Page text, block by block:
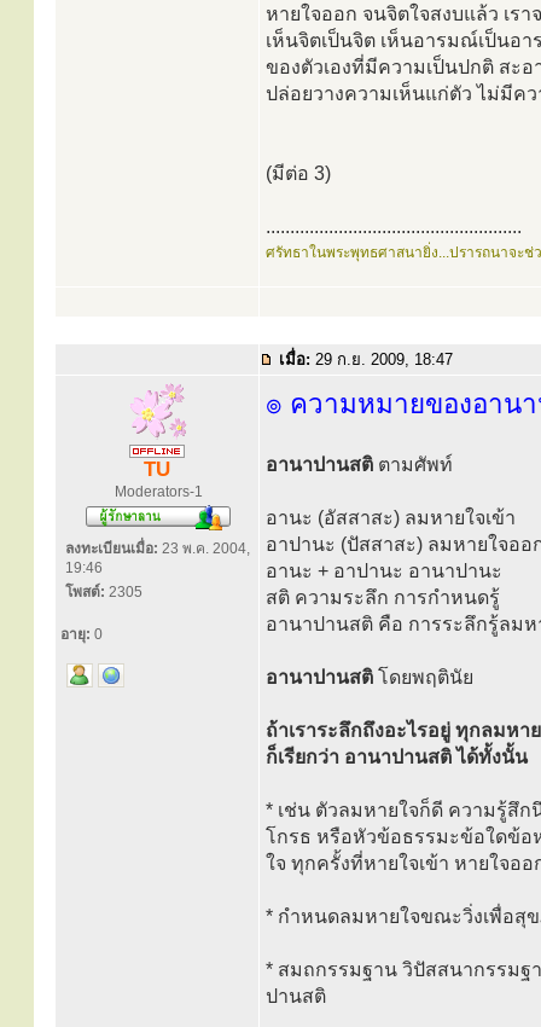
หายใจออก จนจิตใจสงบแล้ว เร
เห็นจิตเป็นจิต เห็นอารมณ์เป็นอา
ของตัวเองที่มีความเป็นปกติ สะ
ปล่อยวางความเห็นแก่ตัว ไม่มีค
(มีต่อ 3)
.....................................................
ศรัทธาในพระพุทธศาสนายิ่ง...ปรารถนาจะ
เมื่อ: 29 ก.ย. 2009, 18:47
TU
Moderators-1
ลงทะเบียนเมื่อ: 23 พ.ค. 2004,
19:46
โพสต์: 2305
อายุ: 0
๏ ความหมายของอาน
อานาปานสติ ตามศัพท์
อานะ (อัสสาสะ) ลมหายใจเข้า
อาปานะ (ปัสสาสะ) ลมหายใจออ
อานะ + อาปานะ อานาปานะ
สติ ความระลึก การกำหนดรู้
อานาปานสติ คือ การระลึกรู้ลม
อานาปานสติ โดยพฤตินัย
ถ้าเราระลึกถึงอะไรอยู่ ทุกลมหา
ก็เรียกว่า อานาปานสติ ได้ทั้งนั้น
* เช่น ตัวลมหายใจก็ดี ความรู้สึ
โกรธ หรือหัวข้อธรรมะข้อใดข้อ
ใจ ทุกครั้งที่หายใจเข้า หายใจอ
* กำหนดลมหายใจขณะวิ่งเพื่อสุ
* สมถกรรมฐาน วิปัสสนากรรมฐ
ปานสติ